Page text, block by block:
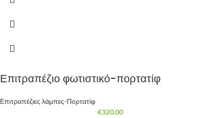
Επιτραπέζιο φωτιστικό-πορτατίφ
Επιτραπέζιες λάμπες-Πορτατίφ
€320.00